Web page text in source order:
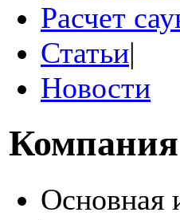
Расчет
Статьи|
Новости
Компания
Основная